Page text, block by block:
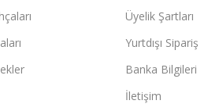
Üyelik Şartları
Yurtdışı Sipariş
Banka Bilgileri
İletişim